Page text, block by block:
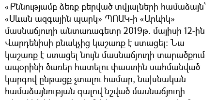
«Քննությամբ ձեռք բերված տվյալների համաձայն՝
«Սևան ազգային պարկ» ՊՈԱԿ-ի «Արևիկ»
մասնաճյուղի անտառագետը 2019թ. մայիսի 12-ին
Վարդենիսի բնակչից կաշառք է ստացել։ Նա
կաշառք է ստացել նույն մասնաճյուղի տարածքում
ապօրինի ծառեր հատելու փաստին սահմանված
կարգով ընթացք չտալու համար, նախնական
համաձայնության գալով նշված մասնաճյուղի